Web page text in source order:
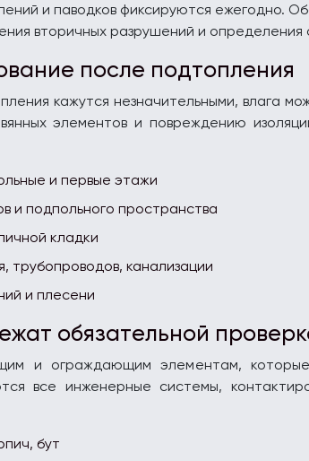
и паводков фиксируются ежегодно.
вторичных разрушений и определения
после подтопления
кажутся незначительными, влага
элементов и повреждению
и первые этажи
и подпольного пространства
кладки
трубопроводов, канализации
и плесени
обязательной
и ограждающим элементам,
все инженерные системы,
бут